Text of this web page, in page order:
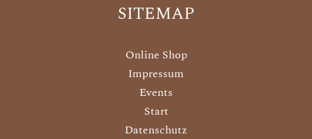
SITEMAP
Online Shop
Impressum
Events
Start
Datenschutz